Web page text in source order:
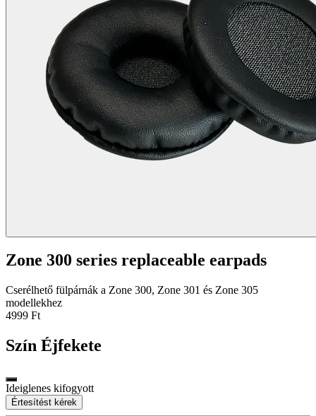
Zone 300 series replaceable earpads
Cserélhető fülpárnák a Zone 300, Zone 301 és Zone 305
modellekhez
4999 Ft
Szín Éjfekete
Ideiglenes kifogyott
Értesítést kérek